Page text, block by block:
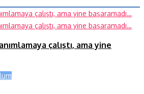
çalıştı, ama yine